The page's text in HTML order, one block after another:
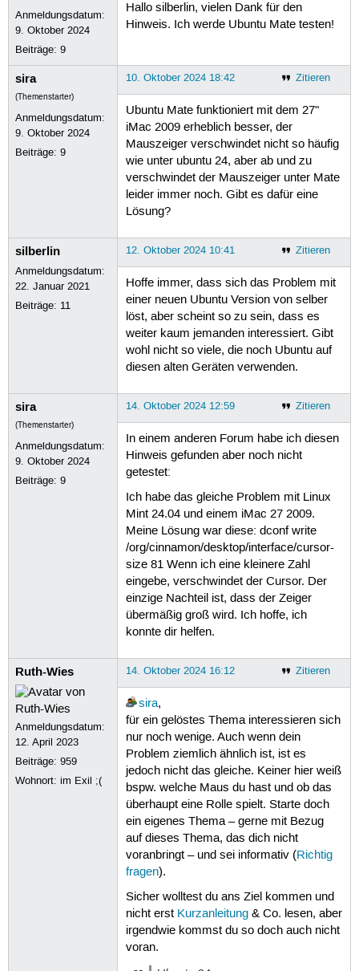
Anmeldungsdatum:
9. Oktober 2024
Beiträge:9
Hallo silberlin, vielen Dank für den
Hinweis. Ich werde Ubuntu Mate testen!
sira
(Themenstarter)
Anmeldungsdatum:
9. Oktober 2024
Beiträge:9
Zitieren
10. Oktober 2024 18:42
Ubuntu Mate funktioniert mit dem 27"
iMac 2009 erheblich besser, der
Mauszeiger verschwindet nicht so häufig
wie unter ubuntu 24, aber ab und zu
verschwindet der Mauszeiger unter Mate
leider immer noch. Gibt es dafür eine
Lösung?
silberlin
Anmeldungsdatum:
22. Januar 2021
Beiträge: 11
Zitieren
12. Oktober 2024 10:41
Hoffe immer, dass sich das Problem mit
einer neuen Ubuntu Version von selber
löst, aber scheint so zu sein, dass es
weiter kaum jemanden interessiert. Gibt
wohl nicht so viele, die noch Ubuntu auf
diesen alten Geräten verwenden.
sira
(Themenstarter)
Anmeldungsdatum:
9. Oktober 2024
Beiträge:9
Zitieren
14. Oktober 2024 12:59
In einem anderen Forum habe ich diesen
Hinweis gefunden aber noch nicht
getestet:
Ich habe das gleiche Problem mit Linux
Mint 24.04 und einem iMac 27 2009.
Meine Lösung war diese: dconf write
/org/cinnamon/desktop/interface/cursor-
size 81 Wenn ich eine kleinere Zahl
eingebe, verschwindet der Cursor. Der
einzige Nachteil ist, dass der Zeiger
übermäßig groß wird. Ich hoffe, ich
konnte dir helfen.
Ruth-Wies
Anmeldungsdatum:
12. April 2023
Beiträge:959
Wohnort: im Exil ;(
Zitieren
14. Oktober 2024 16:12
sira,
für ein gelöstes Thema interessieren sich
nur noch wenige. Auch wenn dein
Problem ziemlich ähnlich ist, ist es
jedoch nicht das gleiche. Keiner hier weiß
bspw. welche Maus du hast und ob das
überhaupt eine Rolle spielt. Starte doch
ein eigenes Thema – gerne mit Bezug
auf dieses Thema, das dich nicht
voranbringt – und sei informativ (Richtig
fragen).
Sicher wolltest du ans Ziel kommen und
nicht erst Kurzanleitung& Co. lesen, aber
irgendwie kommst du so doch auch nicht
voran.